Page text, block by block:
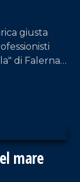
giusta
di Falerna
mare